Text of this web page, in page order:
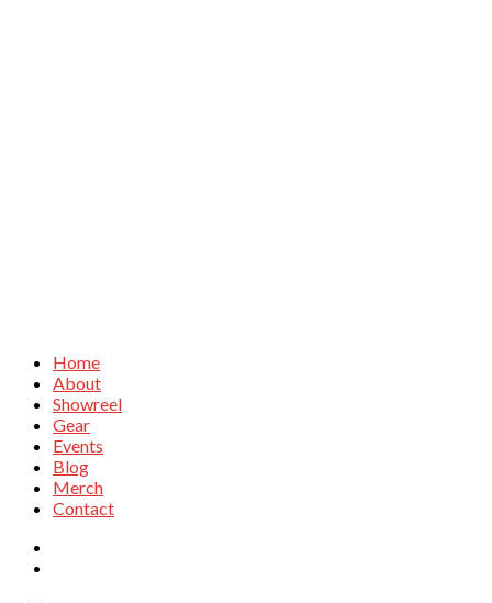
Home
About
Showreel
Gear
Events
Blog
Merch
Contact